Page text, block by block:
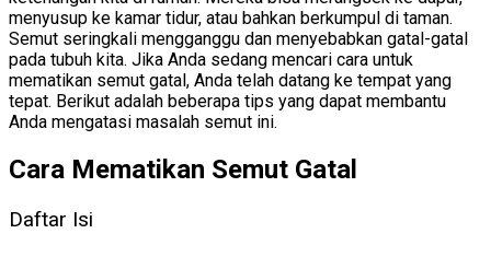
menyusup ke kamar tidur, atau bahkan berkumpul di taman.
Semut seringkali mengganggu dan menyebabkan gatal-gatal
pada tubuh kita. Jika Anda sedang mencari cara untuk
mematikan semut gatal, Anda telah datang ke tempat yang
tepat. Berikut adalah beberapa tips yang dapat membantu
Anda mengatasi masalah semut ini.
Cara Mematikan Semut Gatal
Daftar Isi